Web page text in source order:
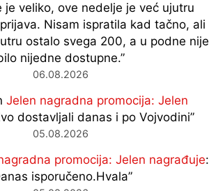
je veliko, ove nedelje je već ujutru
Nisam ispratila kad tačno, ali
ostalo svega 200, a u podne nije
nijedne dostupne.”
06.08.2026
Jelen nagradna promocija: Jelen
dostavljali danas i po Vojvodini”
05.08.2026
promocija: Jelen nagrađuje:
isporučeno.Hvala”